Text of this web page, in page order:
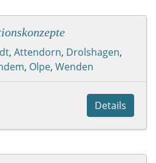
, Attendorn, Drolshagen,
, Olpe, Wenden
Details